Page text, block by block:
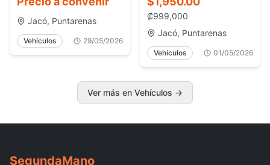
Jacó, Puntarenas
Vehículos 29/05/2026
₡999,000
Jacó, Puntarenas
Vehículos 01/05/2026
Ver más en Vehículos →
SegundaMano